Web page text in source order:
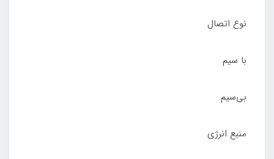
نوع اتصال
با سیم
بی‌سیم
منبع انرژی